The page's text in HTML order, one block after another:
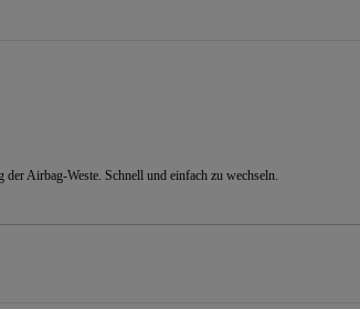
Airbag-Weste. Schnell und einfach zu wechseln.